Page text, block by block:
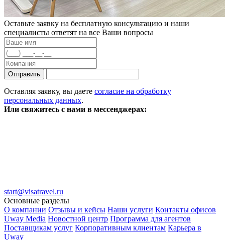
Оставьте заявку на бесплатную консультацию и наши
специалисты ответят на все Ваши вопросы
Отправить
Оставляя заявку, вы даете согласие на обработку
персональных данных.
Или свяжитесь с нами в мессенджерах:
start@visatravel.ru
Основные разделы
О компании Отзывы и кейсы Наши услуги Контакты офисов
Uway Media Новостной центр Программа для агентов
Поставщикам услуг Корпоративным клиентам Карьера в
Uway